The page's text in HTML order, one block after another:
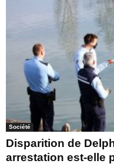
Société
Disparition de
arrestation est-elle